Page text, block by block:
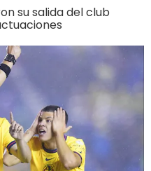
su salida del club